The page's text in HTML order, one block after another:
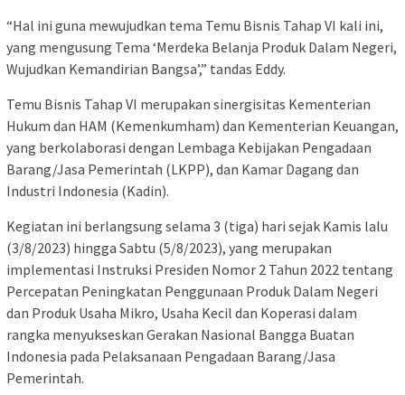
“Hal ini guna mewujudkan tema Temu Bisnis Tahap VI kali ini,
yang mengusung Tema ‘Merdeka Belanja Produk Dalam Negeri,
Wujudkan Kemandirian Bangsa’,” tandas Eddy.
Temu Bisnis Tahap VI merupakan sinergisitas Kementerian
Hukum dan HAM (Kemenkumham) dan Kementerian Keuangan,
yang berkolaborasi dengan Lembaga Kebijakan Pengadaan
Barang/Jasa Pemerintah (LKPP), dan Kamar Dagang dan
Industri Indonesia (Kadin).
Kegiatan ini berlangsung selama 3 (tiga) hari sejak Kamis lalu
(3/8/2023) hingga Sabtu (5/8/2023), yang merupakan
implementasi Instruksi Presiden Nomor 2 Tahun 2022 tentang
Percepatan Peningkatan Penggunaan Produk Dalam Negeri
dan Produk Usaha Mikro, Usaha Kecil dan Koperasi dalam
rangka menyukseskan Gerakan Nasional Bangga Buatan
Indonesia pada Pelaksanaan Pengadaan Barang/Jasa
Pemerintah.